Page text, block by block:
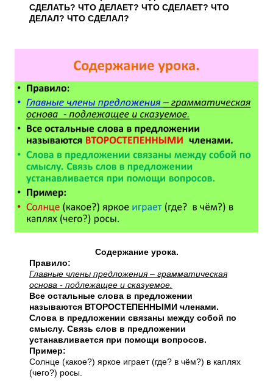
СДЕЛАТЬ? ЧТО ДЕЛАЕТ? ЧТО СДЕЛАЕТ? ЧТО
ДЕЛАЛ? ЧТО СДЕЛАЛ?
Содержание урока.
Правило:
Главные члены предложения – грамматическая
основа - подлежащее и сказуемое.
Все остальные слова в предложении
называются ВТОРОСТЕПЕННЫМИ членами.
Слова в предложении связаны между собой по
смыслу. Связь слов в предложении
устанавливается при помощи вопросов.
Пример:
Солнце (какое?) яркое играет (где? в чём?) в каплях
(чего?) росы.